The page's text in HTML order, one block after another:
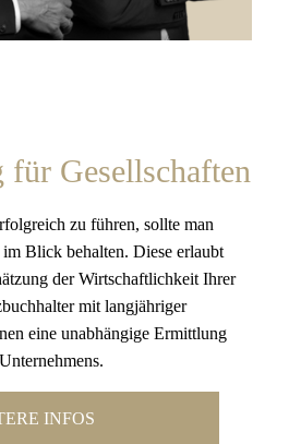
Gesellschaften
zu führen, sollte man
Blick behalten. Diese erlaubt
der Wirtschaftlichkeit Ihrer
mit langjähriger
eine unabhängige Ermittlung
INFOS